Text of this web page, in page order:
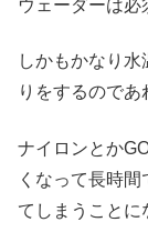
ウェーダーは必
しかもかなり
りをするのであ
ナイロンとか
くなって長時
てしまうことに